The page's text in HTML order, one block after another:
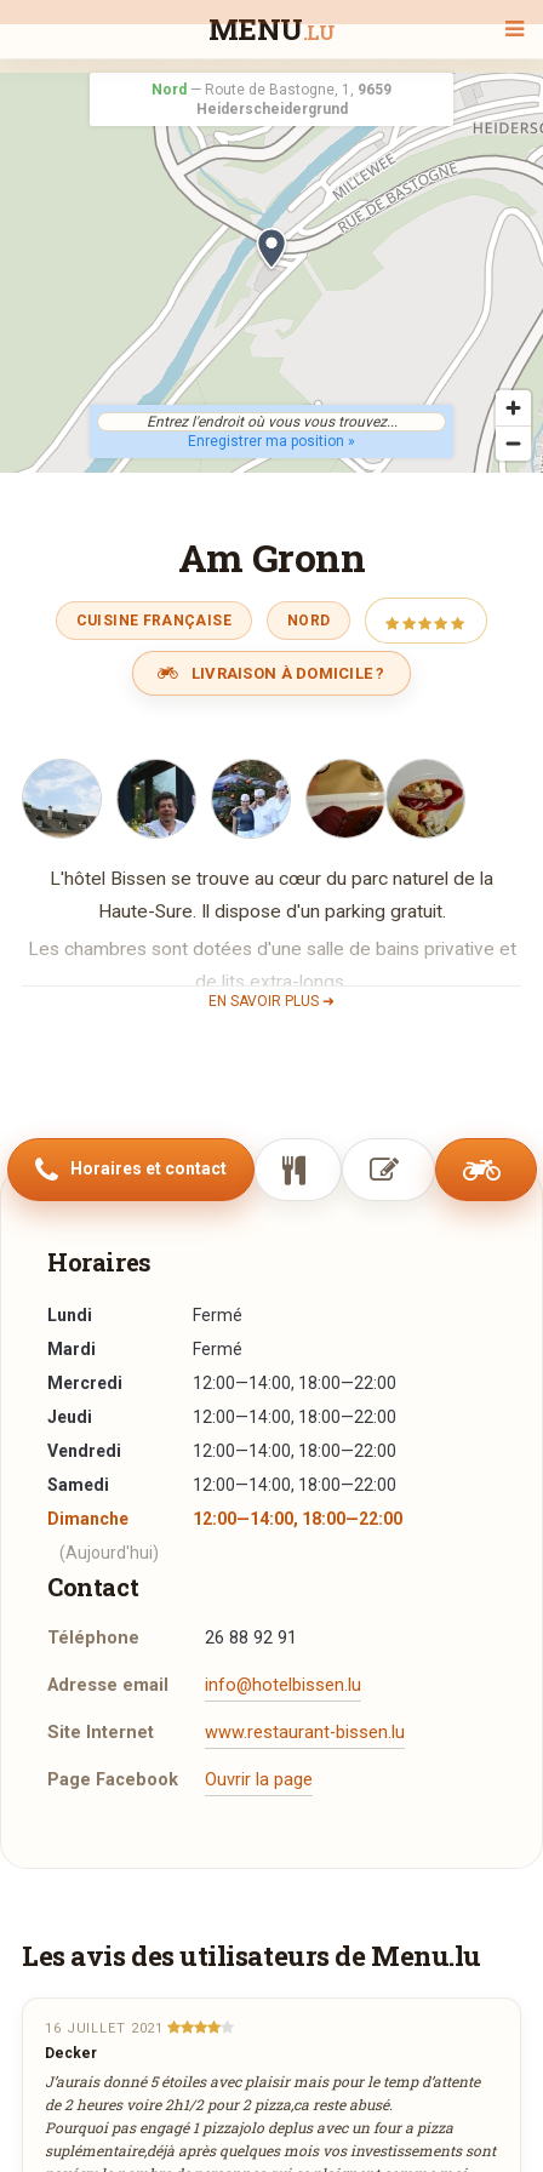
MENU.LU
BIENVENUE
TOUS LES RESTAURANTS
RECHERCHER UN RESTAURANT
Nord — Route de Bastogne, 1, 9659
Heiderscheidergrund
Enregistrer ma position »
Am Gronn
CUISINE FRANÇAISE NORD
LIVRAISON À DOMICILE ?
EN SAVOIR PLUS ➜
L'hôtel Bissen se trouve au cœur du parc naturel de la
Haute-Sure. Il dispose d'un parking gratuit.
Les chambres sont dotées d'une salle de bains privative et
de lits extra-longs.
Sûre. Le village de Wiltz se trouve à 8 minutes en voiture.
La spécialité de l’Hôtel Restaurant Pizzeria Bissen Am
Vous dégusterez des plats faits maison et des pizzas
Horaires et contact
Horaires
Lundi
Fermé
Mardi
Fermé
Mercredi
12:00—14:00, 18:00—22:00
Jeudi
12:00—14:00, 18:00—22:00
Vendredi
12:00—14:00, 18:00—22:00
Samedi
12:00—14:00, 18:00—22:00
Dimanche
12:00—14:00, 18:00—22:00
(Aujourd'hui)
Contact
Téléphone 26 88 92 91
Adresse email info@hotelbissen.lu
Site Internet www.restaurant-bissen.lu
Page Facebook Ouvrir la page
Réserver une table
août 2026
lun mar mer jeu ven sam dim
27 28 29 30 31 1 2
Heure souhaitée
Vous aimeriez être livré ?
Vous adorezAm Gronnet vous voudriez
déguster ses plats à la maison ? Ce restaurant
ne propose pas encore la livraison en ligne.
Demandez-lui de rejoindrewedely.compour
commander et être livré chez vous !
Les avis des utilisateurs de Menu.lu
16 JUILLET 2021
Decker
J’aurais donné 5 étoiles avec plaisir mais pour le temp d’attente
de 2 heures voire 2h1/2 pour 2 pizza,ca reste abusé.
Pourquoi pas engagé 1 pizzajolo deplus avec un four a pizza
suplémentaire,déjà après quelques mois vos investissements sont